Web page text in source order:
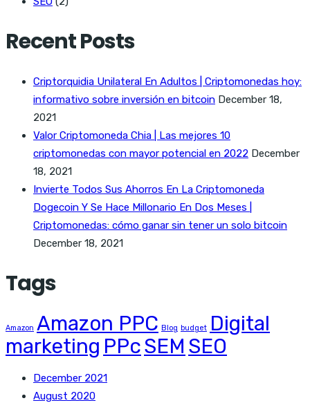
Recent Posts
Criptorquidia Unilateral En Adultos | Criptomonedas hoy:
informativo sobre inversión en bitcoin December 18,
2021
Valor Criptomoneda Chia | Las mejores 10
criptomonedas con mayor potencial en 2022 December
18, 2021
Invierte Todos Sus Ahorros En La Criptomoneda
Dogecoin Y Se Hace Millonario En Dos Meses |
Criptomonedas: cómo ganar sin tener un solo bitcoin
December 18, 2021
Tags
Amazon Amazon PPC Blog budget Digital
marketing PPcSEM SEO
December 2021
August 2020